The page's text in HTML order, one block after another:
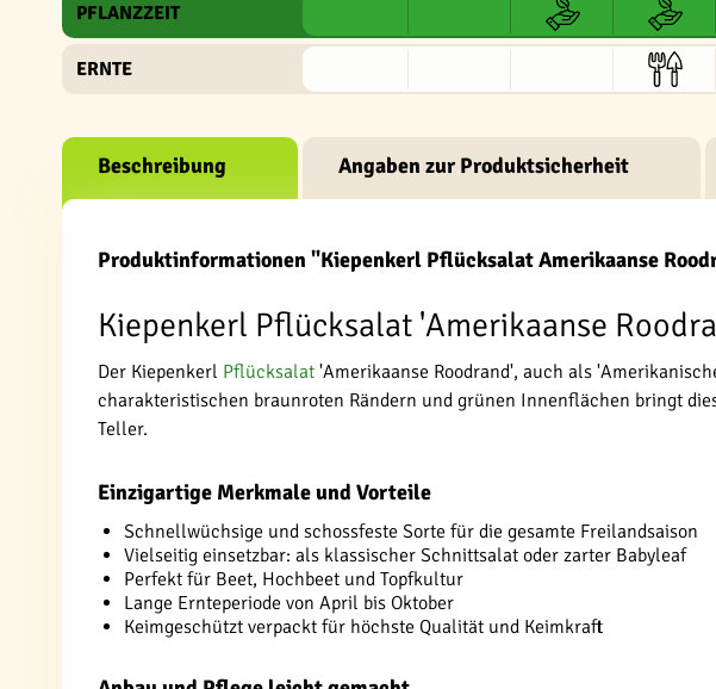
PFLANZZEIT
ERNTE
Beschreibung Angaben zur Produktsicherheit
Produktinformationen "Kiepenkerl Pflücksalat Amerikaanse
Kiepenkerl Pflücksalat 'Amerikaanse
Der Kiepenkerl Pflücksalat 'Amerikaanse Roodrand', auch als
charakteristischen braunroten Rändern und grünen Innenflächen bringt
Teller.
Einzigartige Merkmale und Vorteile
Schnellwüchsige und schossfeste Sorte für die gesamte Freilandsaison
Vielseitig einsetzbar: als klassischer Schnittsalat oder zarter Babyleaf
Perfekt für Beet, Hochbeet und Topfkultur
Lange Ernteperiode von April bis Oktober
Keimgeschützt verpackt für höchste Qualität und Keimkraft